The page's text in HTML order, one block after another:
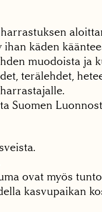
käden
muodoista ja
terälehdet,
Suomen
ovat myös
kasvupaikan